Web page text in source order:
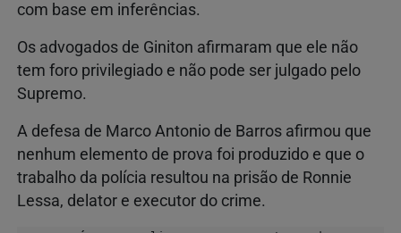
com base em inferências.
Os advogados de Giniton afirmaram que ele não
tem foro privilegiado e não pode ser julgado pelo
Supremo.
A defesa de Marco Antonio de Barros afirmou que
nenhum elemento de prova foi produzido e que o
trabalho da polícia resultou na prisão de Ronnie
Lessa, delator e executor do crime.